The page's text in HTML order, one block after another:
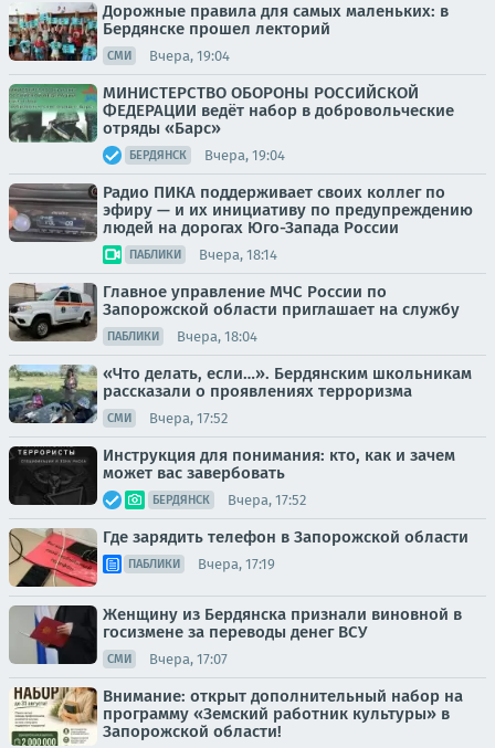
Дорожные правила для самых маленьких: в
Бердянске прошел лекторий
СМИ Вчера, 19:04
МИНИСТЕРСТВО ОБОРОНЫ РОССИЙСКОЙ
ФЕДЕРАЦИИ ведёт набор в добровольческие
отряды «Барс»
БЕРДЯНСК Вчера, 19:04
Радио ПИКА поддерживает своих коллег по
эфиру — и их инициативу по предупреждению
людей на дорогах Юго-Запада России
ПАБЛИКИ Вчера, 18:14
Главное управление МЧС России по
Запорожской области приглашает на службу
ПАБЛИКИ Вчера, 18:04
«Что делать, если…». Бердянским школьникам
рассказали о проявлениях терроризма
СМИ Вчера, 17:52
Инструкция для понимания: кто, как и зачем
может вас завербовать
БЕРДЯНСК Вчера, 17:52
Где зарядить телефон в Запорожской области
ПАБЛИКИ Вчера, 17:19
Женщину из Бердянска признали виновной в
госизмене за переводы денег ВСУ
СМИ Вчера, 17:07
Внимание: открыт дополнительный набор на
программу «Земский работник культуры» в
Запорожской области!